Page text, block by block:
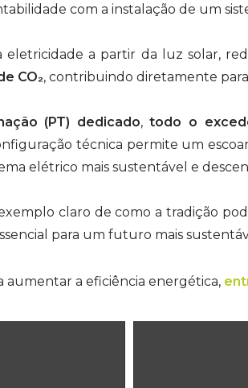
com a instalação de um
a partir da luz solar,
CO₂, contribuindo diretamente
(PT) dedicado,todo o
técnica permite um
elétrico mais sustentável e
claro de como a tradição
para um futuro mais
aumentar a eficiência energética,